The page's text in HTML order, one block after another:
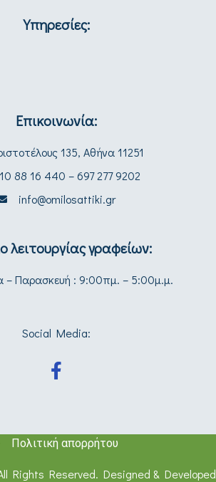
Υπηρεσίες:
Επικοινωνία:
135, Αθήνα 11251
88 16 440 – 697 277 9202
info@omilosattiki.gr
λειτουργίας γραφείων:
– Παρασκευή : 9:00πμ. – 5:00μ.μ.
Social Media:
Πολιτική απορρήτου
Rights Reserved. Designed & Developed